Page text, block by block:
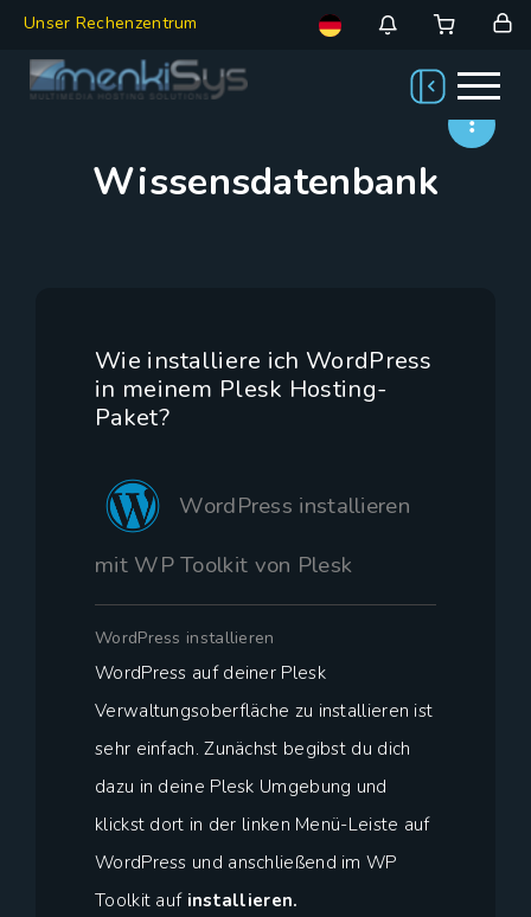
Unser Rechenzentrum
Wissensdatenbank
Wie installiere ich WordPress
in meinem Plesk Hosting-
Paket?
WordPress installieren
mit WP Toolkit von Plesk
WordPress installieren
WordPress auf deiner Plesk
Verwaltungsoberfläche zu installieren ist
sehr einfach. Zunächst begibst du dich
dazu in deine Plesk Umgebung und
klickst dort in der linken Menü-Leiste auf
WordPress und anschließend im WP
Toolkit aufinstallieren.